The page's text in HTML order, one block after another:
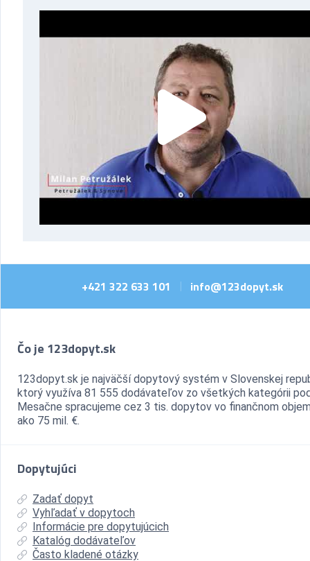
+421 322 633 101 info@123dopyt.sk
Čo je 123dopyt.sk
123dopyt.sk je najväčší dopytový systém v Slovenskej
ktorý využíva 81 555 dodávateľov zo všetkých kategórii
Mesačne spracujeme cez 3 tis. dopytov vo finančnom
ako 75 mil. €.
Dopytujúci
Zadať dopyt
Vyhľadať v dopytoch
Informácie pre dopytujúcich
Katalóg dodávateľov
Často kladené otázky